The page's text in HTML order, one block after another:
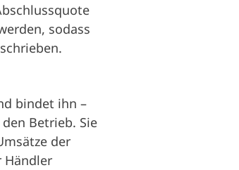
sodass
bindet ihn –
Betrieb. Sie
der
Händler